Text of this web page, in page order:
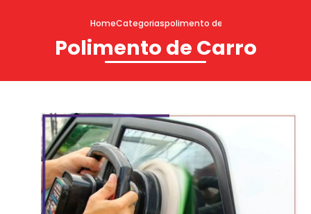
HomeCategoriaspolimento de carro
Polimento de Carro